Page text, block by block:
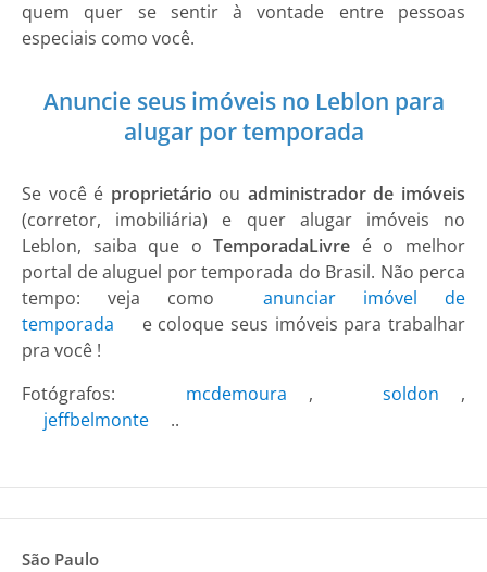
quem quer se sentir à vontade entre pessoas
especiais como você.
Anuncie seus imóveis no Leblon para
alugar por temporada
Se você é proprietário ou administrador de imóveis
(corretor, imobiliária) e quer alugar imóveis no
Leblon, saiba que oTemporadaLivre é o melhor
portal de aluguel por temporada do Brasil. Não perca
tempo: veja como
anunciar imóvel de
temporada
e coloque seus imóveis para trabalhar
pra você !
Fotógrafos:
mcdemoura , soldon
,
jeffbelmonte
..
São Paulo